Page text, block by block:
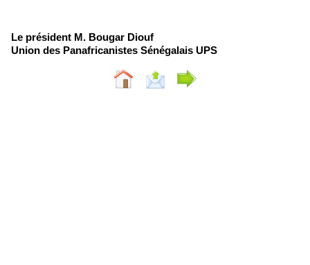
Le président M. Bougar Diouf
Union des Panafricanistes Sénégalais UPS